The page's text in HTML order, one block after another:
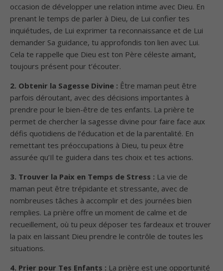
occasion de développer une relation intime avec Dieu. En
prenant le temps de parler à Dieu, de Lui confier tes
inquiétudes, de Lui exprimer ta reconnaissance et de Lui
demander Sa guidance, tu approfondis ton lien avec Lui.
Cela te rappelle que Dieu est ton Père céleste aimant,
toujours présent pour t’écouter.
2. Obtenir la Sagesse Divine : Être maman peut être
parfois déroutant, avec des décisions importantes à
prendre pour le bien-être de tes enfants. La prière te
permet de chercher la sagesse divine pour faire face aux
défis quotidiens de l’éducation et de la parentalité. En
remettant tes préoccupations à Dieu, tu peux être
assurée qu’Il te guidera dans tes choix et tes actions.
3. Trouver la Paix en Temps de Stress : La vie de
maman peut être trépidante et stressante, avec de
nombreuses tâches à accomplir et des journées bien
remplies. La prière offre un moment de calme et de
recueillement, où tu peux déposer tes fardeaux et trouver
la paix en laissant Dieu prendre le contrôle de toutes les
situations.
4. Prier pour Tes Enfants : La prière est une opportunité